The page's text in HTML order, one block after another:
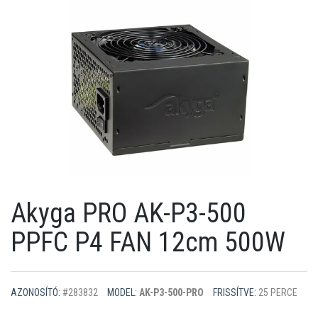
Akyga PRO AK-P3-500
PPFC P4 FAN 12cm 500W
AZONOSÍTÓ: #283832 MODEL: AK-P3-500-PRO FRISSÍTVE: 25 PERCE